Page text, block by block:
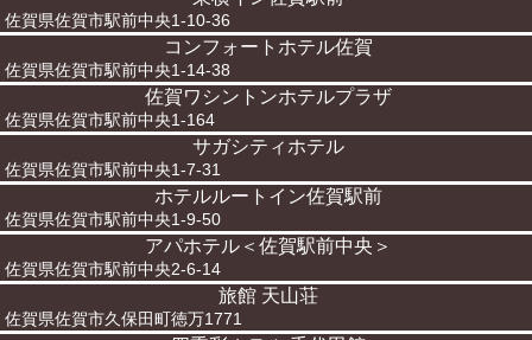
佐賀県佐賀市駅前中央1-10-36
コンフォートホテル佐賀
佐賀県佐賀市駅前中央1-14-38
佐賀ワシントンホテルプラザ
佐賀県佐賀市駅前中央1-164
サガシティホテル
佐賀県佐賀市駅前中央1-7-31
ホテルルートイン佐賀駅前
佐賀県佐賀市駅前中央1-9-50
アパホテル＜佐賀駅前中央＞
佐賀県佐賀市駅前中央2-6-14
旅館 天山荘
佐賀県佐賀市久保田町徳万1771